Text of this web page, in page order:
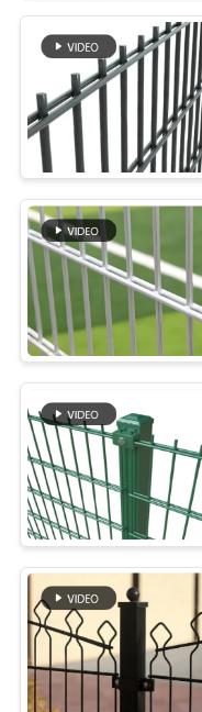
VERZOEK
OM EEN
CITAAT
SITEMAP
PRIVACY
POLICY
gabion
grating
Filter